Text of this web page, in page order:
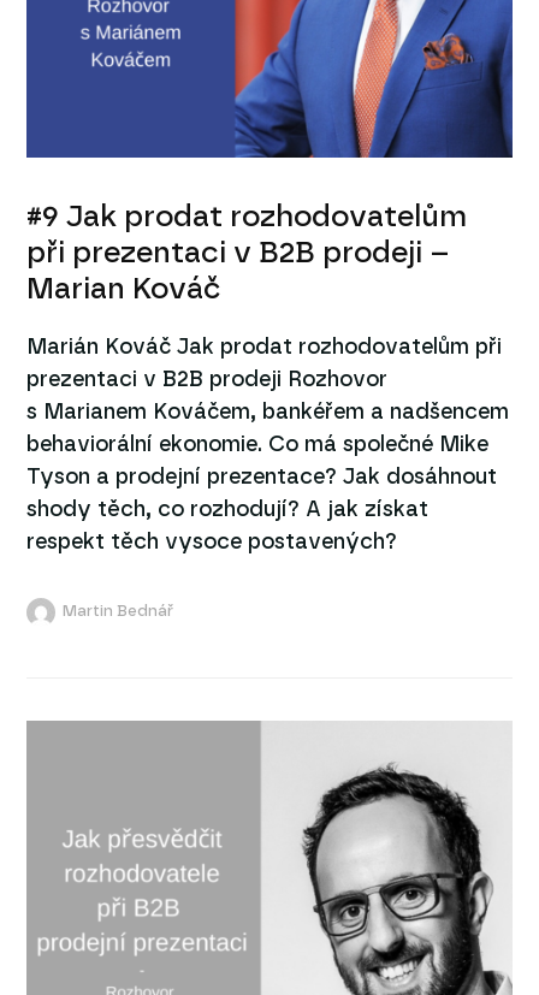
#9 Jak prodat rozhodovatelům
při prezentaci v B2B prodeji –
Marian Kováč
Marián Kováč Jak prodat rozhodovatelům při
prezentaci v B2B prodeji Rozhovor
s Marianem Kováčem, bankéřem a nadšencem
behaviorální ekonomie. Co má společné Mike
Tyson a prodejní prezentace? Jak dosáhnout
shody těch, co rozhodují? A jak získat
respekt těch vysoce postavených?
Martin Bednář